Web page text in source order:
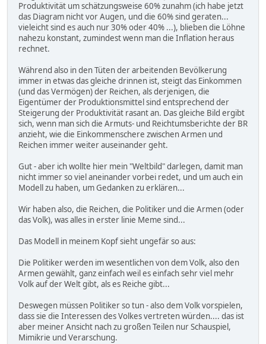
Produktivität um schätzungsweise 60% zunahm (ich habe jetzt
das Diagram nicht vor Augen, und die 60% sind geraten...
vieleicht sind es auch nur 30% oder 40% ...), blieben die Löhne
nahezu konstant, zumindest wenn man die Inflation heraus
rechnet.
Während also in den Tüten der arbeitenden Bevölkerung
immer in etwas das gleiche drinnen ist, steigt das Einkommen
(und das Vermögen) der Reichen, als derjenigen, die
Eigentümer der Produktionsmittel sind entsprechend der
Steigerung der Produktivität rasant an. Das gleiche Bild ergibt
sich, wenn man sich die Armuts- und Reichtumsberichte der BR
anzieht, wie die Einkommenschere zwischen Armen und
Reichen immer weiter auseinander geht.
Gut - aber ich wollte hier mein "Weltbild" darlegen, damit man
nicht immer so viel aneinander vorbei redet, und um auch ein
Modell zu haben, um Gedanken zu erklären...
Wir haben also, die Reichen, die Politiker und die Armen (oder
das Volk), was alles in erster linie Meme sind...
Das Modell in meinem Kopf sieht ungefär so aus:
Die Politiker werden im wesentlichen von dem Volk, also den
Armen gewählt, ganz einfach weil es einfach sehr viel mehr
Volk auf der Welt gibt, als es Reiche gibt...
Deswegen müssen Politiker so tun - also dem Volk vorspielen,
dass sie die Interessen des Volkes vertreten würden.... das ist
aber meiner Ansicht nach zu großen Teilen nur Schauspiel,
Mimikrie und Verarschung.